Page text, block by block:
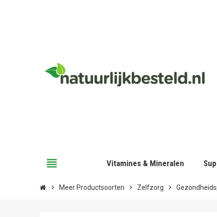
view_headline Vitamines & Mineralen
chevron_right Meer Productsoorten chevron_right Zelfzorg chevron_right